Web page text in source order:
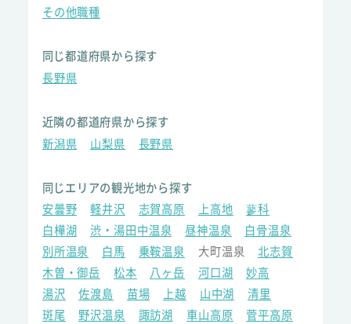
その他職種
同じ都道府県から探す
長野県
近隣の都道府県から探す
新潟県
山梨県 長野県
同じエリアの観光地から探す
安曇野
軽井沢 志賀高原 上高地
蓼科
白樺湖
渋・湯田中温泉 昼神温泉
白骨温泉
別所温泉
白馬 乗鞍温泉 大町温泉
北志賀
木曽・御岳
松本 八ヶ岳 河口湖
妙高
湯沢
佐渡島 苗場 上越 山中湖
清里
斑尾
野沢温泉 諏訪湖 車山高原 菅平高原